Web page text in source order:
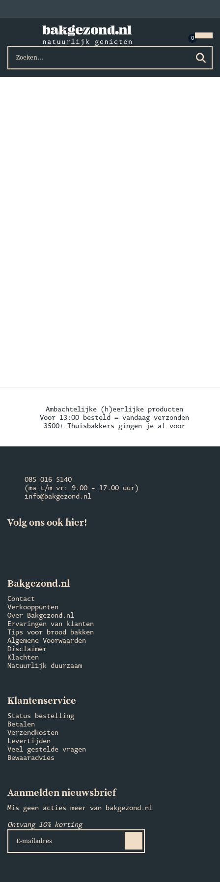
Ambachtelijke (h)eerlijke producten
Voor 13:00 besteld = vandaag verzonden
3500+ Thuisbakkers gingen je al voor
085 016 5140
(ma t/m vr: 9.00 - 17.00 uur)
info@bakgezond.nl
Volg ons ook hier!
Bakgezond.nl
Contact
Verkooppunten
Over Bakgezond.nl
Ervaringen van klanten
Tips voor brood bakken
Algemene Voorwaarden
Disclaimer
Klachten
Natuurlijk duurzaam
Klantenservice
Status bestelling
Betalen
Verzendkosten
Levertijden
Veel gestelde vragen
Bewaaradvies
Aanmelden nieuwsbrief
Mis geen acties meer van bakgezond.nl
Ontvang 10% korting